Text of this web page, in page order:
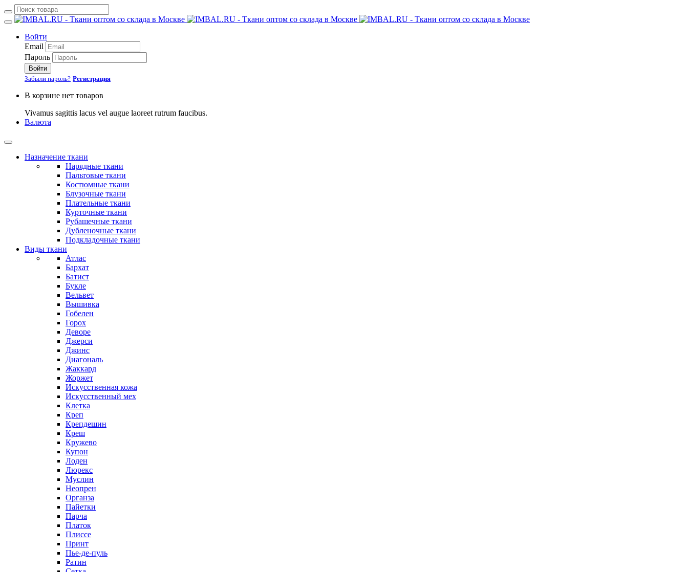
Войти
Email
Пароль
Войти
Забыли пароль? Регистрация
В корзине нет товаров
Vivamus sagittis lacus vel augue laoreet rutrum faucibus.
Валюта
Назначение ткани
Нарядные ткани
Пальтовые ткани
Костюмные ткани
Блузочные ткани
Плательные ткани
Курточные ткани
Рубашечные ткани
Дубленочные ткани
Подкладочные ткани
Виды ткани
Атлас
Бархат
Батист
Букле
Вельвет
Вышивка
Гобелен
Горох
Деворе
Джерси
Джинс
Диагональ
Жаккард
Жоржет
Искусственная кожа
Искусственный мех
Клетка
Креп
Крепдешин
Креш
Кружево
Купон
Лоден
Люрекс
Муслин
Неопрен
Органза
Пайетки
Парча
Платок
Плиссе
Принт
Пье-де-пуль
Ратин